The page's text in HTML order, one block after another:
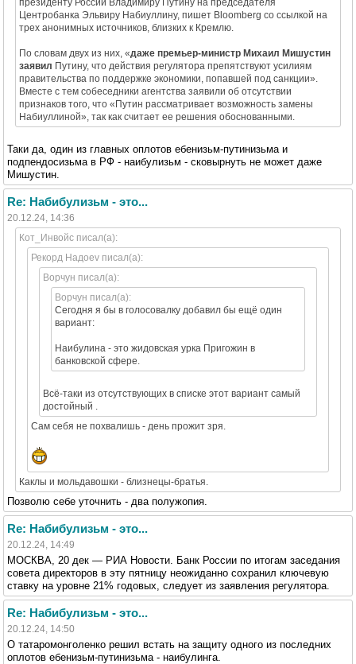
Центробанка Эльвиру Набиуллину, пишет Bloomberg со ссылкой на
трех анонимных источников, близких к Кремлю.
По словам двух из них, «даже премьер-министр Михаил Мишустин
заявил Путину, что действия регулятора препятствуют усилиям
правительства по поддержке экономики, попавшей под санкции».
Вместе с тем собеседники агентства заявили об отсутствии
признаков того, что «Путин рассматривает возможность замены
Набиуллиной», так как считает ее решения обоснованными.
Таки да, один из главных оплотов ебенизьм-путинизьма и
подпендосизьма в РФ - наибулизьм - сковырнуть не может даже
Мишустин.
Re: Набибулизьм - это...
20.12.24, 14:36
Кот_Инвойс писал(а):
Рекорд Надоеv писал(а):
Ворчун писал(а):
Ворчун писал(а):
Сегодня я бы в голосовалку добавил бы ещё один
вариант:
Наибулина - это жидовская урка Пригожин в
банковской сфере.
Всё-таки из отсутствующих в списке этот вариант самый
достойный .
Сам себя не похвалишь - день прожит зря.
Каклы и мольдавошки - близнецы-братья.
Позволю себе уточнить - два полужопия.
Re: Набибулизьм - это...
20.12.24, 14:49
МОСКВА, 20 дек — РИА Новости. Банк России по итогам заседания
совета директоров в эту пятницу неожиданно сохранил ключевую
ставку на уровне 21% годовых, следует из заявления регулятора.
Re: Набибулизьм - это...
20.12.24, 14:50
О татаромонголенко решил встать на защиту одного из последних
оплотов ебенизьм-путинизьма - наибулинга.